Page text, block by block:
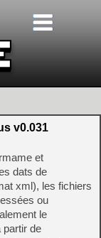
v0.031
et
dats de
xml), les fichiers
ou
le
partir de